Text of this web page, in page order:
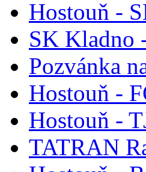
Hostouň -
SK Kladno
Pozvánka
Hostouň -
Hostouň -
TATRAN